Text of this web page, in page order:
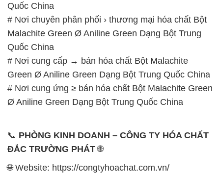
– 0932.660.696 – 0901.326.566 – 0906.387.866 –
0902.765.866
📧 Email: hoachat@dactruongphat.vn
GIỜ LÀM VIỆC TẠI CÔNG TY HÓA CHẤT ĐẮC
TRƯỜNG PHÁT
Thời gian làm việctại Hóa Chất Đắc Trường Phát
được tổ chức như sau:
chiều: từ 12h30 đến 17h
12h30 đến 16h